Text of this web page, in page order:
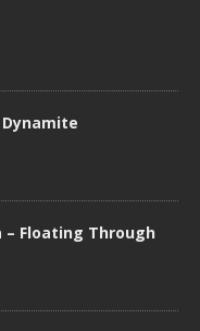
Dynamite
– Floating Through